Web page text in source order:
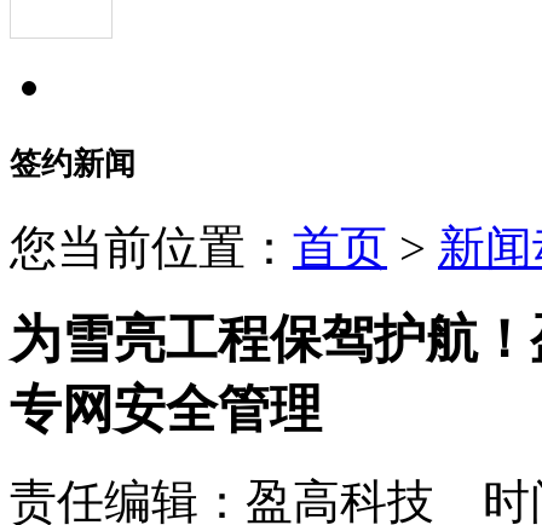
签约新闻
您当前位置： 首页 > 新
为雪亮工程保驾护航
专网安全管理
责任编辑：盈高科技 时